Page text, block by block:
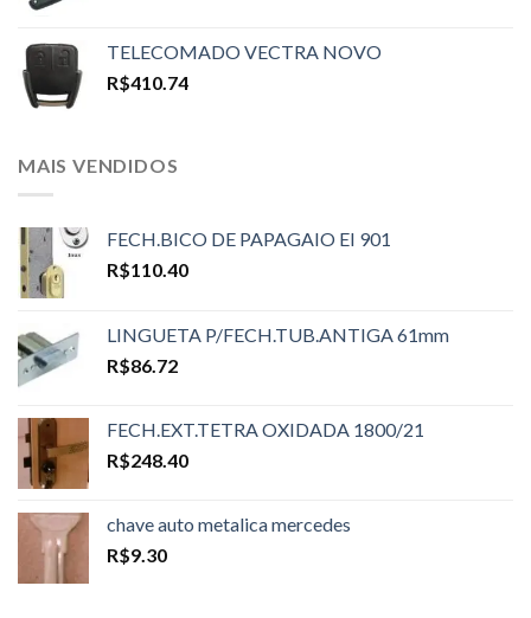
TELECOMADO VECTRA NOVO
R$410.74
MAIS VENDIDOS
FECH.BICO DE PAPAGAIO EI 901
R$110.40
LINGUETA P/FECH.TUB.ANTIGA 61mm
R$86.72
FECH.EXT.TETRA OXIDADA 1800/21
R$248.40
chave auto metalica mercedes
R$9.30